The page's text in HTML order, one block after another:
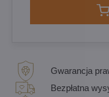
Gwarancja
Bezpłatna